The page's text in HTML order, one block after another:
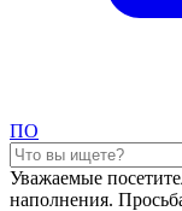
ПО
Уважаемые
наполнения.